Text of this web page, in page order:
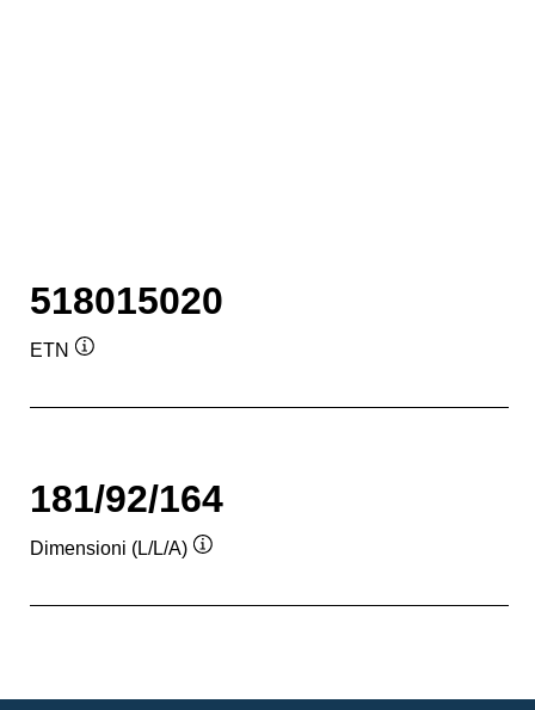
518015020
ETN
181/92/164
Dimensioni (L/L/A)